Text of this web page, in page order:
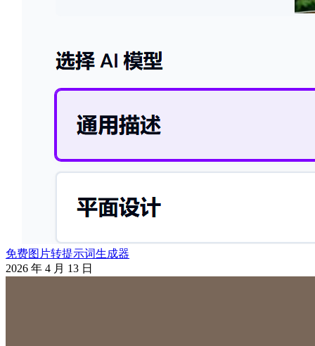
免费图片转提示词生成器
2026 年 4 月 13 日